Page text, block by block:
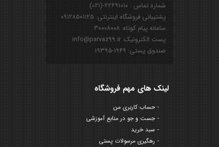
شماره تماس : ۲۲۶۹۱۰۱۰-(۰۲۱)
پشتیبانی فروشگاه اینترنتی: ۰۹۱۲۸۵۰۱۱۲۵
سامانه پیام کوتاه: ۳۰۰۰۸۰۰۸
پست الکترونیک: info@parvaz99.ir
صندوق پستی: ۱۹۴۹-۱۹۳۹۵
لینک های مهم فروشگاه
حساب کاربری من
جست و جو در منابع آموزشی
سبد خرید
رهگیری مرسولات پستی